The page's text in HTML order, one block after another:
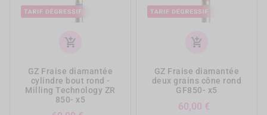
add_shopping_cart
GZ Fraise diamantée
cylindre bout rond -
Milling Technology ZR
850- x5
add_shopping_cart
GZ Fraise diamantée
deux grains cône rond
GF850- x5
60,00 €